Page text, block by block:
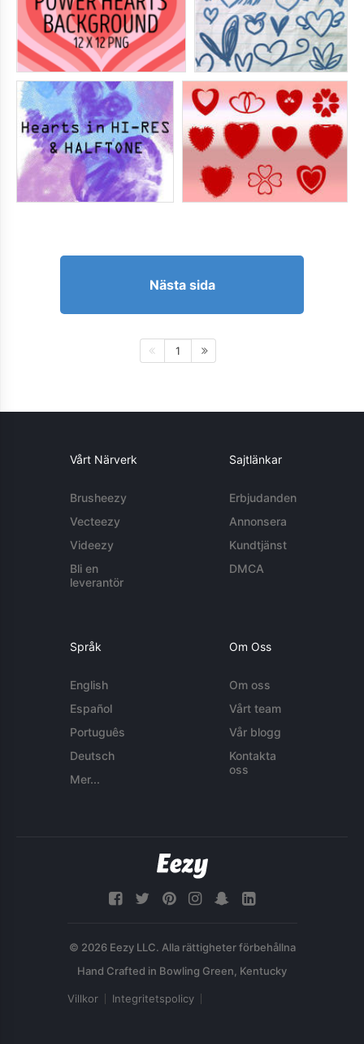
Nästa sida
1
Vårt Närverk
Brusheezy
Vecteezy
Videezy
Bli en
leverantör
Sajtlänkar
Erbjudanden
Annonsera
Kundtjänst
DMCA
Språk
English
Español
Português
Deutsch
Mer...
Om Oss
Om oss
Vårt team
Vår blogg
Kontakta
oss
© 2026 Eezy LLC. Alla rättigheter förbehållna
Villkor Integritetspolicy